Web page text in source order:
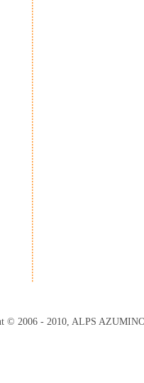
© 2006 - 2010, ALPS